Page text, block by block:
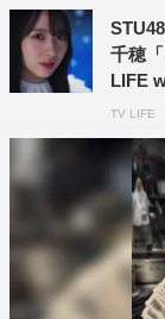
し、16人それぞ
出で表現。一昨
て日本レコード
掛けた世界的ダ
とファンタジッ
また、STU48は
賛同し、アニメ
海洋ごみ問題を
ー〜真夏のメリ
千穂
LIFE
TV LIFE